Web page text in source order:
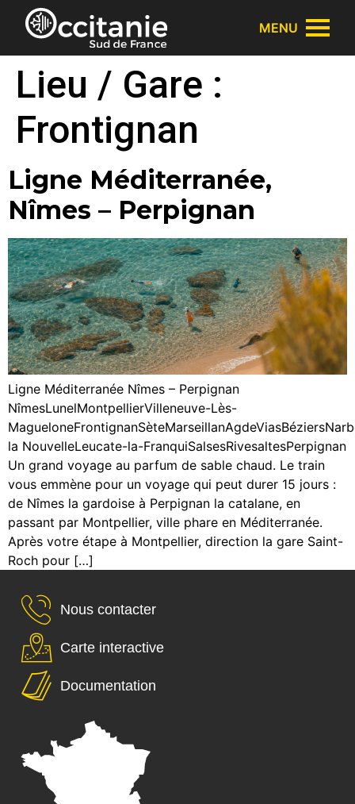
Panneau de gestion des cookies
MENU
Lieu / Gare :
Frontignan
Ligne Méditerranée,
Nîmes – Perpignan
Ligne Méditerranée Nîmes – Perpignan
NîmesLunelMontpellierVilleneuve-Lès-
la NouvelleLeucate-la-FranquiSalsesRivesaltesPerpignan
Un grand voyage au parfum de sable chaud. Le train
vous emmène pour un voyage qui peut durer 15 jours :
de Nîmes la gardoise à Perpignan la catalane, en
passant par Montpellier, ville phare en Méditerranée.
Après votre étape à Montpellier, direction la gare Saint-
Roch pour […]
Nous contacter
Carte interactive
Documentation